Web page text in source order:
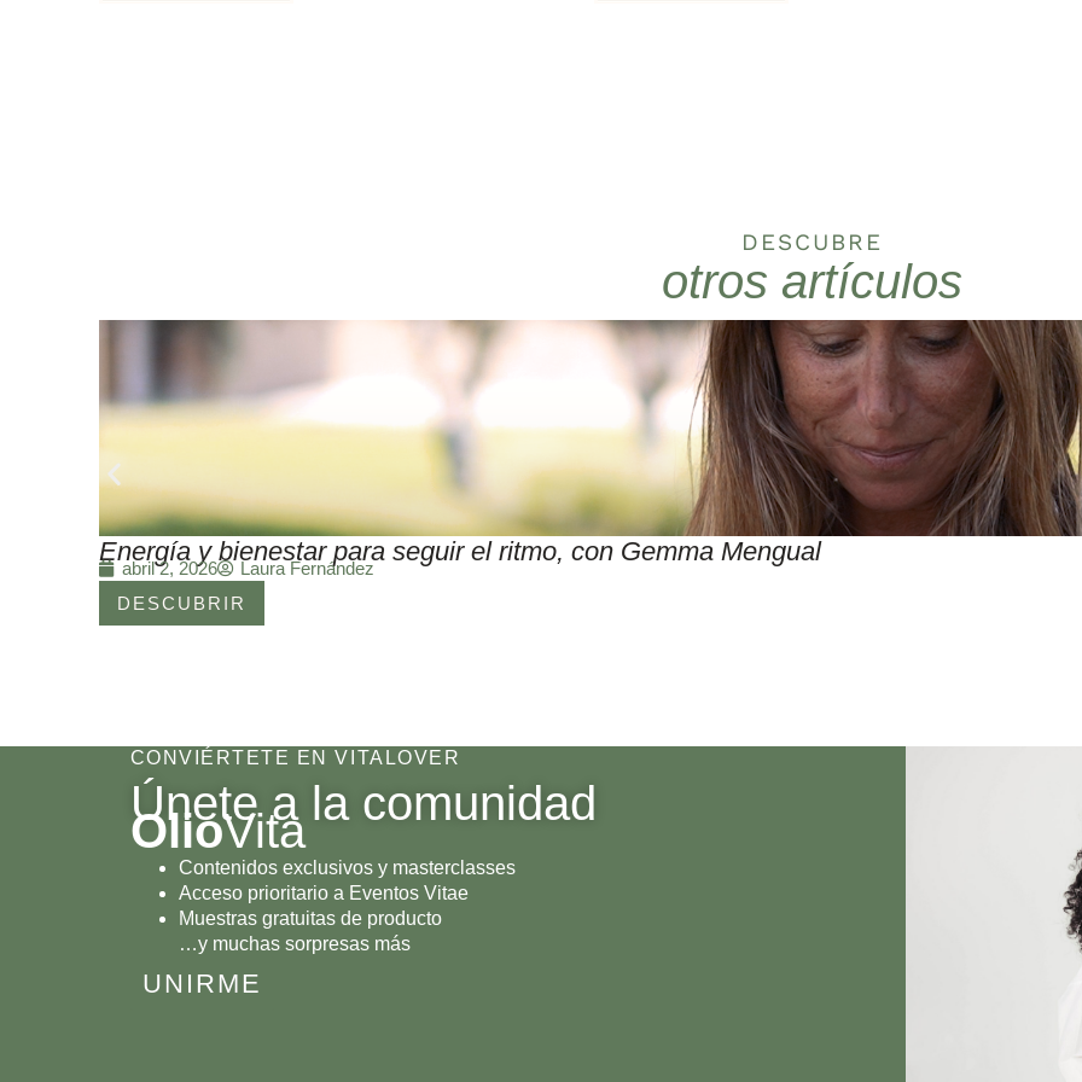
DESCUBRE
otros artículos
Energía y bienestar para seguir el ritmo, con Gemma Mengual
abril 2, 2026
Laura Fernández
DESCUBRIR
CONVIÉRTETE EN VITALOVER
Únete a la comunidad
OlioVita
Contenidos exclusivos y masterclasses
Acceso prioritario a Eventos Vitae
Muestras gratuitas de producto
…y muchas sorpresas más
UNIRME